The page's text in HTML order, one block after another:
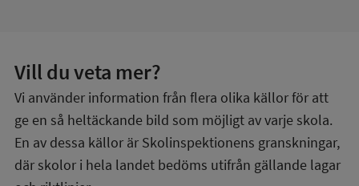
Vill du veta mer?
Vi använder information från flera olika källor för att
ge en så heltäckande bild som möjligt av varje skola.
En av dessa källor är Skolinspektionens granskningar,
där skolor i hela landet bedöms utifrån gällande lagar